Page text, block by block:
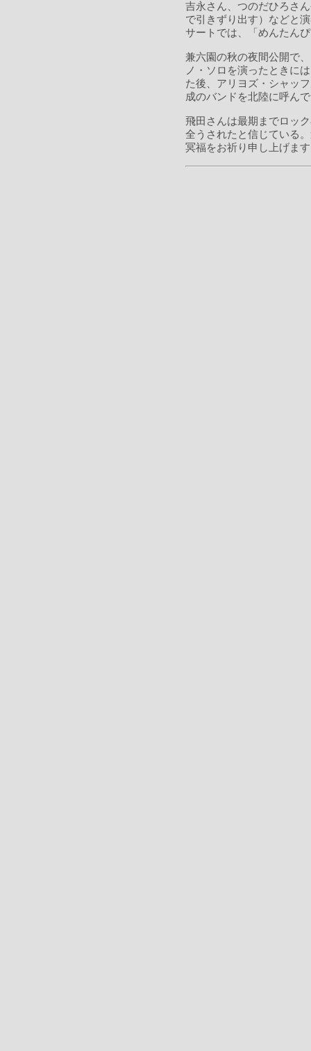
吉永さん、つのだひろさ
で引きずり出す）などと
サートでは、「めんたん
兼六園の秋の夜間公開で
ノ・ソロを演ったときに
た後、アリヨズ・シャッ
成のバンドを北陸に呼ん
飛田さんは最期までロッ
全うされたと信じている
冥福をお祈り申し上げま